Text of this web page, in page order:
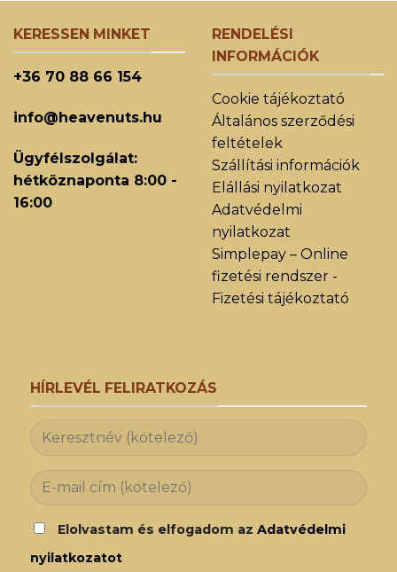
KERESSEN MINKET
+36 70 88 66 154
info@heavenuts.hu
Ügyfélszolgálat:
hétköznaponta 8:00 -
16:00
RENDELÉSI
INFORMÁCIÓK
Cookie tájékoztató
Általános szerződési
feltételek
Szállítási információk
Elállási nyilatkozat
Adatvédelmi
nyilatkozat
Simplepay – Online
fizetési rendszer -
Fizetési tájékoztató
HÍRLEVÉL FELIRATKOZÁS
Elolvastam és elfogadom az Adatvédelmi
nyilatkozatot